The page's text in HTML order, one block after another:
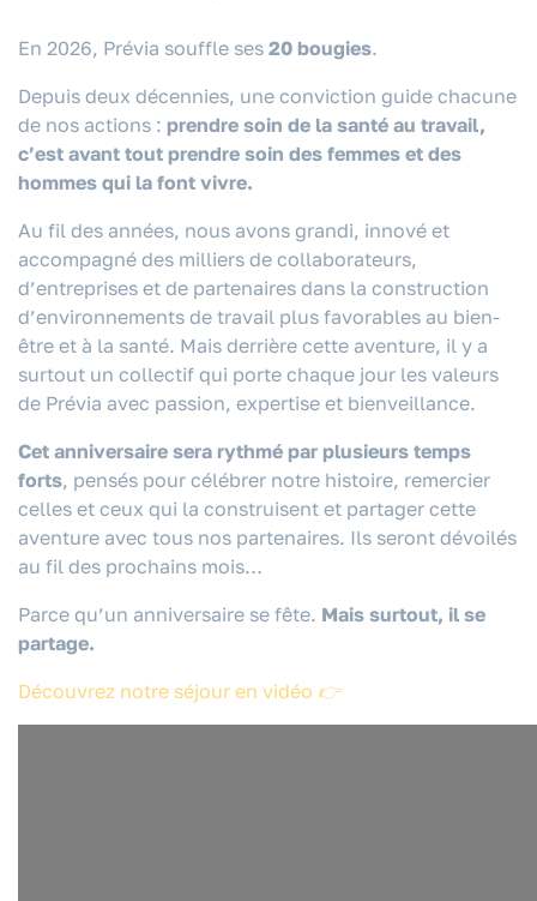
En 2026, Prévia souffle ses 20 bougies.
Depuis deux décennies, une conviction guide chacune
de nos actions : prendre soin de la santé au travail,
c’est avant tout prendre soin des femmes et des
hommes qui la font vivre.
Au fil des années, nous avons grandi, innové et
accompagné des milliers de collaborateurs,
d’entreprises et de partenaires dans la construction
d’environnements de travail plus favorables au bien-
être et à la santé. Mais derrière cette aventure, il y a
surtout un collectif qui porte chaque jour les valeurs
de Prévia avec passion, expertise et bienveillance.
Cet anniversaire sera rythmé par plusieurs temps
forts, pensés pour célébrer notre histoire, remercier
celles et ceux qui la construisent et partager cette
aventure avec tous nos partenaires. Ils seront dévoilés
au fil des prochains mois…
Parce qu’un anniversaire se fête. Mais surtout, il se
partage.
Découvrez notre séjour en vidéo 👉